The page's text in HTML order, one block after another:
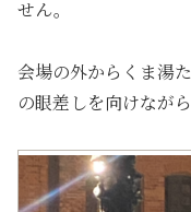
せん。
会場の外からくま湯
の眼差しを向けなが